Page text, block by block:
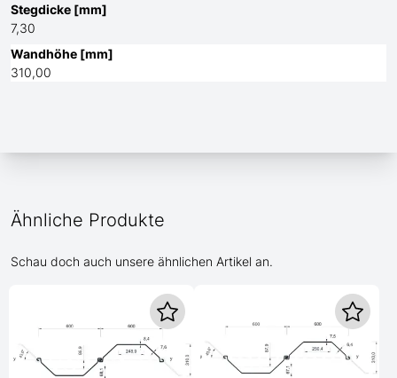
Stegdicke [mm]
7,30
Wandhöhe [mm]
310,00
Ähnliche Produkte
Schau doch auch unsere ähnlichen Artikel an.